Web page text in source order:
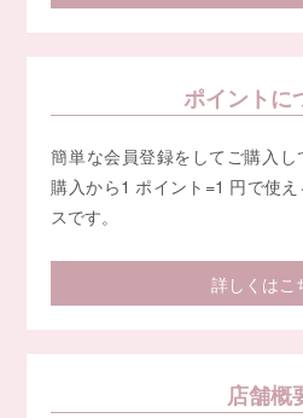
ポイントに
簡単な会員登録をしてご購入
購入から1 ポイント=1 円で使
スです。
詳しくはこ
店舗概